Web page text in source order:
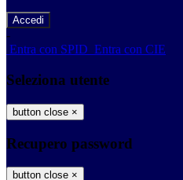
-
Entra con SPID Entra con CIE
Seleziona utente
button close ×
Recupero password
button close ×